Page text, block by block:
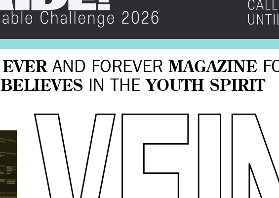
EVERAND FOREVER MAGAZINE
BELIEVES IN THE YOUTH SPIRIT